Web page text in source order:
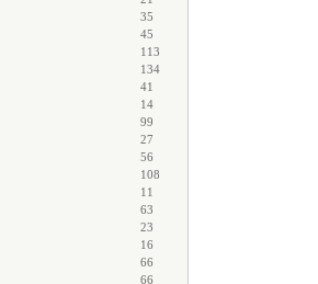
35
45
113
134
41
14
99
27
56
108
11
63
23
16
66
66